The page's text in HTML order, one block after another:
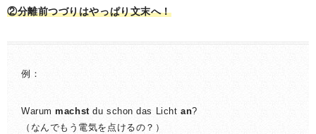
②分離前つづりはやっぱり文末へ！
例：
Warummachstdu schon das Licht an?
（なんでもう電気を点けるの？）